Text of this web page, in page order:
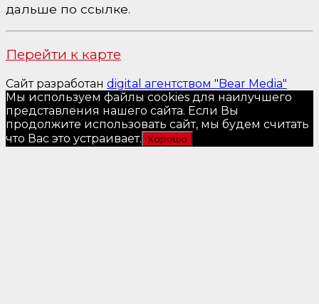
дальше по ссылке.
Перейти к карте
Сайт разработан digital агентством "Bear Media"
Мы используем файлы cookies для наилучшего
представления нашего сайта. Если Вы
продолжите использовать сайт, мы будем считать
что Вас это устраивает. Хорошо